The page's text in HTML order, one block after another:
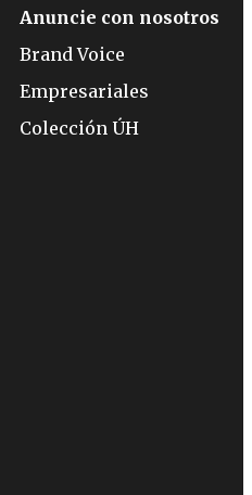
Anuncie con nosotros
Brand Voice
Empresariales
Colección ÚH